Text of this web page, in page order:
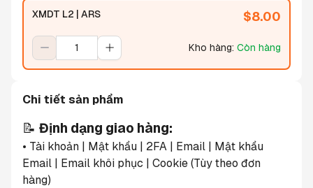
XMDT L2 | ARS $8.00
Kho hàng: Còn hàng
Chi tiết sản phẩm
📝 Định dạng giao hàng:
• Tài khoản | Mật khẩu | 2FA | Email | Mật khẩu
Email | Email khôi phục | Cookie (Tùy theo đơn
hàng)